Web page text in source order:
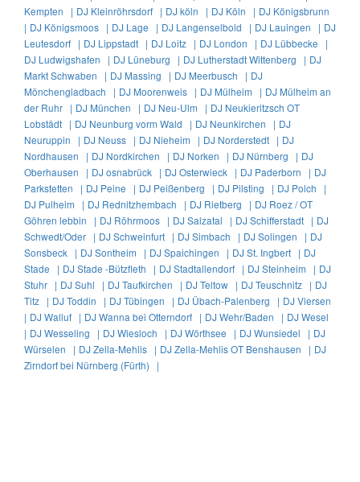
Kempten | DJ Kleinröhrsdorf | DJ köln | DJ Köln | DJ Königsbrunn
| DJ Königsmoos | DJ Lage | DJ Langenselbold | DJ Lauingen | DJ
Leutesdorf | DJ Lippstadt | DJ Loitz | DJ London | DJ Lübbecke |
DJ Ludwigshafen | DJ Lüneburg | DJ Lutherstadt Wittenberg | DJ
Markt Schwaben | DJ Massing | DJ Meerbusch | DJ
Mönchengladbach | DJ Moorenweis | DJ Mülheim | DJ Mülheim an
der Ruhr | DJ München | DJ Neu-Ulm | DJ Neukieritzsch OT
Lobstädt | DJ Neunburg vorm Wald | DJ Neunkirchen | DJ
Neuruppin | DJ Neuss | DJ Nieheim | DJ Norderstedt | DJ
Nordhausen | DJ Nordkirchen | DJ Norken | DJ Nürnberg | DJ
Oberhausen | DJ osnabrück | DJ Osterwieck | DJ Paderborn | DJ
Parkstetten | DJ Peine | DJ Peißenberg | DJ Pilsting | DJ Polch |
DJ Pulheim | DJ Rednitzhembach | DJ Rietberg | DJ Roez / OT
Göhren lebbin | DJ Röhrmoos | DJ Salzatal | DJ Schifferstadt | DJ
Schwedt/Oder | DJ Schweinfurt | DJ Simbach | DJ Solingen | DJ
Sonsbeck | DJ Sontheim | DJ Spaichingen | DJ St. Ingbert | DJ
Stade | DJ Stade -Bützfleth | DJ Stadtallendorf | DJ Steinheim | DJ
Stuhr | DJ Suhl | DJ Taufkirchen | DJ Teltow | DJ Teuschnitz | DJ
Titz | DJ Toddin | DJ Tübingen | DJ Übach-Palenberg | DJ Viersen
| DJ Walluf | DJ Wanna bei Otterndorf | DJ Wehr/Baden | DJ Wesel
| DJ Wesseling | DJ Wiesloch | DJ Wörthsee | DJ Wunsiedel | DJ
Würselen | DJ Zella-Mehlis | DJ Zella-Mehlis OT Benshausen | DJ
Zirndorf bei Nürnberg (Fürth) |